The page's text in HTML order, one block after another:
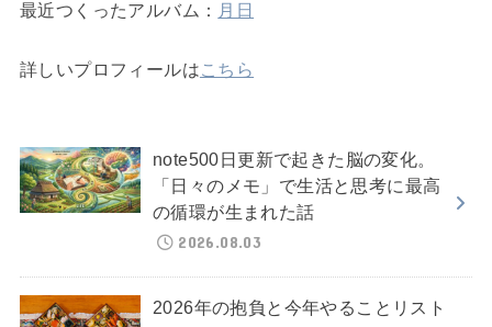
最近つくったアルバム： 月日
詳しいプロフィールはこちら
note500日更新で起きた脳の変化。
「日々のメモ」で生活と思考に最高
の循環が生まれた話
2026.08.03
2026年の抱負と今年やることリスト